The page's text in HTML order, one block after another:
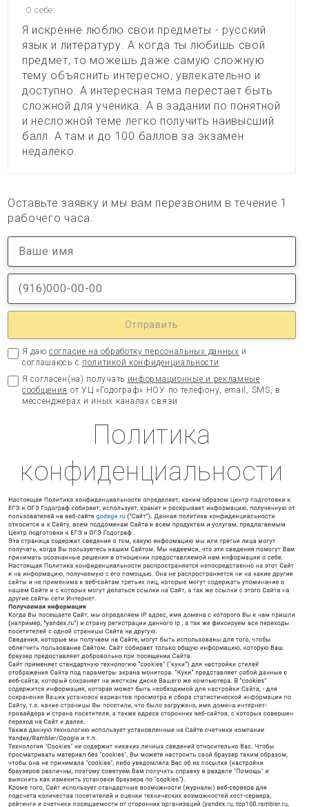
О себе:
Я искренне люблю свои предметы - русский
язык и литературу. А когда ты любишь свой
предмет, то можешь даже самую сложную
тему объяснить интересно, увлекательно и
доступно. А интересная тема перестает быть
сложной для ученика. А в задании по понятной
и несложной теме легко получить наивысший
балл. А там и до 100 баллов за экзамен
недалеко.
Оставьте заявку и мы вам перезвоним в течение 1
рабочего часа.
Я даюсогласие на обработку персональных данных и
соглашаюсь с политикой конфиденциальности
Я согласен(на) получать информационные и рекламные
сообщения от УЦ «Годограф» НОУ по телефону, email, SMS, в
мессенджерах и иных каналах связи
Политика
конфиденциальности